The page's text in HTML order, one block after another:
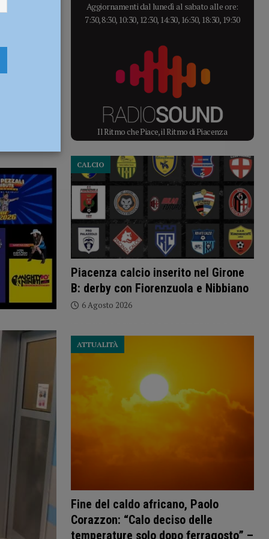
Aggiornamenti dal lunedì al sabato alle ore:
7:30, 8:30, 10:30, 12:30, 14:30, 16:30, 18:30, 19:30
Il Ritmo che Piace, il Ritmo di Piacenza
Piacenza calcio inserito nel Girone
B: derby con Fiorenzuola e Nibbiano
CALCIO
6 Agosto 2026
Fine del caldo africano, Paolo
Corazzon: “Calo deciso delle
temperature solo dopo ferragosto” –
ATTUALITÀ